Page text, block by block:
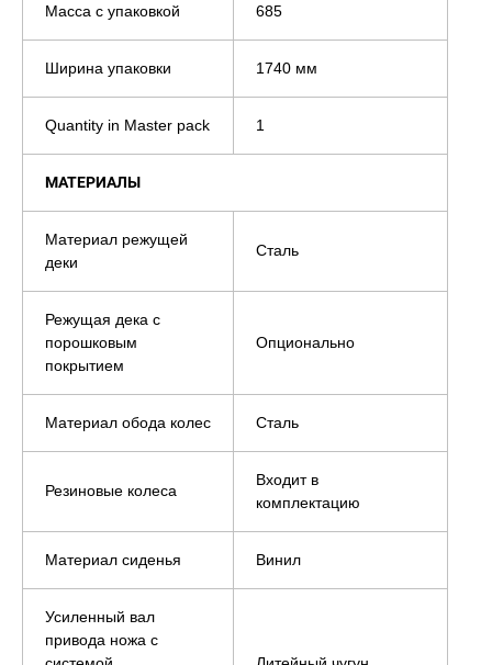
Масса с упаковкой 685
Ширина упаковки 1740 мм
Quantity in Master pack 1
МАТЕРИАЛЫ
Материал режущей
деки
Сталь
Режущая дека с
порошковым
покрытием
Опционально
Материал обода колес Сталь
Резиновые колеса
Входит в
комплектацию
Материал сиденья Винил
Усиленный вал
привода ножа с